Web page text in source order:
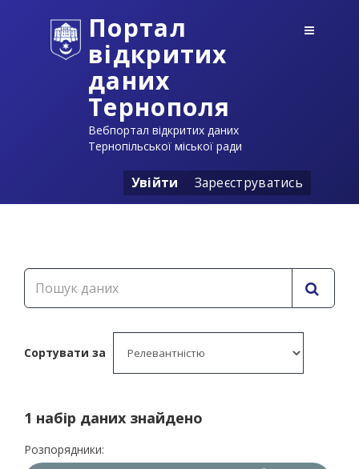
Портал
відкритих
даних
Тернополя
Вебпортал відкритих даних
Тернопільської міської ради
Увійти Зареєструватись
Сортувати за
1 набір даних знайдено
Розпорядники: